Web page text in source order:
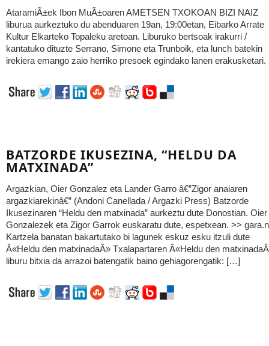
AtaramiÃ±ek Ibon MuÃ±oaren AMETSEN TXOKOAN BIZI NAIZ
liburua aurkeztuko du abenduaren 19an, 19:00etan, Eibarko Arrate
Kultur Elkarteko Topaleku aretoan. Liburuko bertsoak irakurri /
kantatuko dituzte Serrano, Simone eta Trunboik, eta lunch batekin
irekiera emango zaio herriko presoek egindako lanen erakusketari.
BATZORDE IKUSEZINA, “HELDU DA
MATXINADA”
Argazkian, Oier Gonzalez eta Lander Garro â€”Zigor anaiaren
argazkiarekinâ€” (Andoni Canellada / Argazki Press) Batzorde
Ikusezinaren “Heldu den matxinada” aurkeztu dute Donostian. Oier
Gonzalezek eta Zigor Garrok euskaratu dute, espetxean. >>
Kartzela banatan bakartutako bi lagunek eskuz esku itzuli dute
Â«Heldu den matxinadaÂ» Txalapartaren Â«Heldu den
liburu bitxia da arrazoi batengatik baino gehiagorengatik: […]